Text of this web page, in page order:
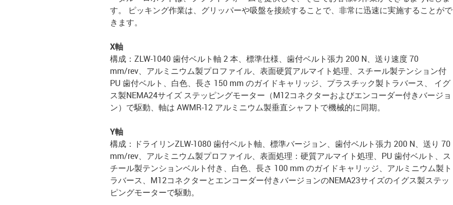
す。 ピッキング作業は、グリッパーや吸盤を接続することで、非常に迅速に実施することがで
きます。
X軸
構成：ZLW-1040 歯付ベルト軸 2 本、標準仕様、歯付ベルト張力 200 N、送り速度 70
mm/rev、アルミニウム製プロファイル、表面硬質アルマイト処理、スチール製テンション付
PU 歯付ベルト、白色、長さ 150 mm のガイドキャリッジ、プラスチック製トラバース、 イグ
ス製NEMA24サイズ ステッピングモーター（M12コネクターおよびエンコーダー付きバージョ
ン）で駆動、軸は AWMR-12 アルミニウム製垂直シャフトで機械的に同期。
Y軸
構成：ドライリンZLW-1080 歯付ベルト軸、標準バージョン、歯付ベルト張力 200 N、送り 70
mm/rev、アルミニウム製プロファイル、表面処理：硬質アルマイト処理、PU 歯付ベルト、ス
チール製テンションベルト付き、白色、長さ 100 mm のガイドキャリッジ、アルミニウム製ト
ラバース、M12コネクターとエンコーダー付きバージョンのNEMA23サイズのイグス製ステッ
ピングモーターで駆動。